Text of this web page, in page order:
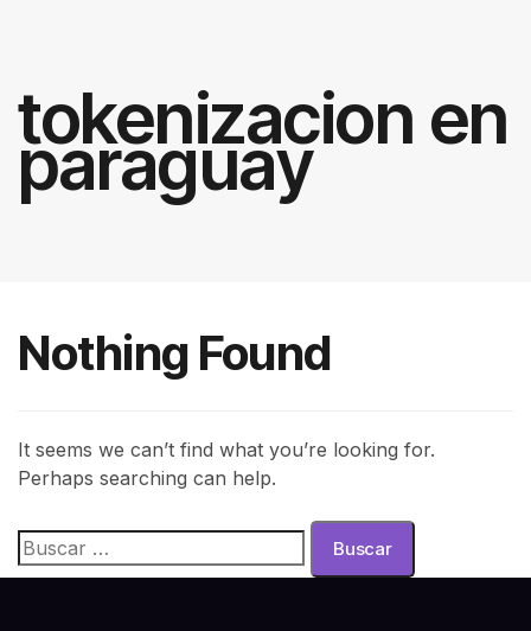
tokenizacion en
paraguay
Nothing Found
It seems we can’t find what you’re looking for.
Perhaps searching can help.